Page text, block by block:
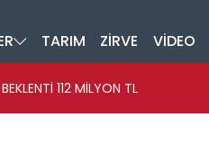
TARIM ZİRVE VİDEO
112 MİLYON TL